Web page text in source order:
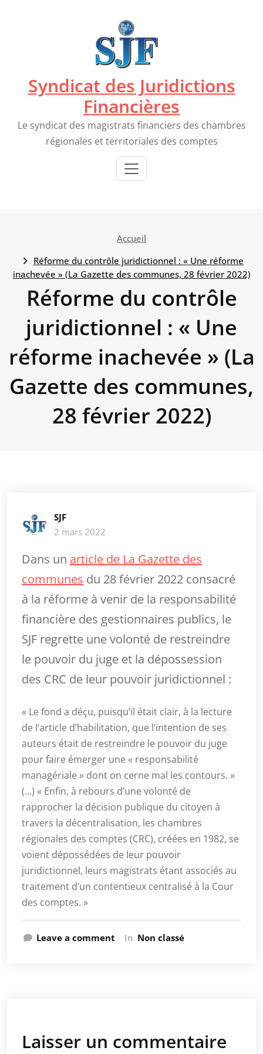
Syndicat des Juridictions
Financières
Le syndicat des magistrats financiers des chambres
régionales et territoriales des comptes
Accueil
Réforme du contrôle juridictionnel : « Une réforme
inachevée » (La Gazette des communes, 28 février 2022)
Réforme du contrôle
juridictionnel : « Une
réforme inachevée » (La
Gazette des communes,
28 février 2022)
SJF
2 mars 2022
Dans un article de La Gazette des
communes du 28 février 2022 consacré
à la réforme à venir de la responsabilité
financière des gestionnaires publics, le
SJF regrette une volonté de restreindre
le pouvoir du juge et la dépossession
des CRC de leur pouvoir juridictionnel :
« Le fond a déçu, puisqu’il était clair, à la lecture
de l’article d’habilitation, que l’intention de ses
auteurs était de restreindre le pouvoir du juge
pour faire émerger une « responsabilité
managériale » dont on cerne mal les contours. »
(…) « Enfin, à rebours d’une volonté de
rapprocher la décision publique du citoyen à
travers la décentralisation, les chambres
régionales des comptes (CRC), créées en 1982, se
voient dépossédées de leur pouvoir
juridictionnel, leurs magistrats étant associés au
traitement d’un contentieux centralisé à la Cour
des comptes. »
Leave a comment In Non classé
Laisser un commentaire